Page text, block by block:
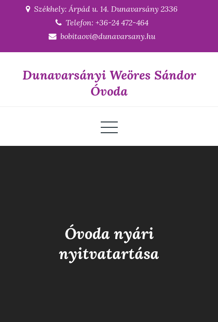
Székhely: Árpád u. 14. Dunavarsány 2336
Telefon: +36-24 472-464
bobitaovi@dunavarsany.hu
Dunavarsányi Weöres Sándor
Óvoda
Óvoda nyári
nyitvatartása